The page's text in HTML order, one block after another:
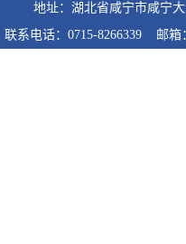
地址：湖北省咸宁市咸宁
联系电话：0715-8266339 邮箱